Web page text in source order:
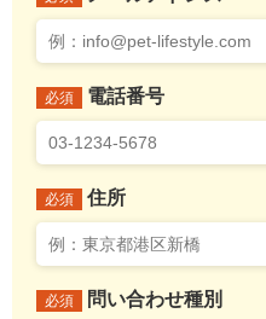
必須 電話番号
必須 住所
必須
問い合わせ種別